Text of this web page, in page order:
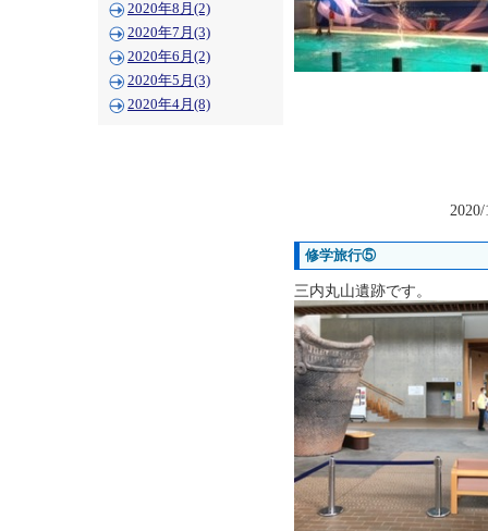
2020年8月(2)
2020年7月(3)
2020年6月(2)
2020年5月(3)
2020年4月(8)
修学旅行⑤
三内丸山遺跡です。